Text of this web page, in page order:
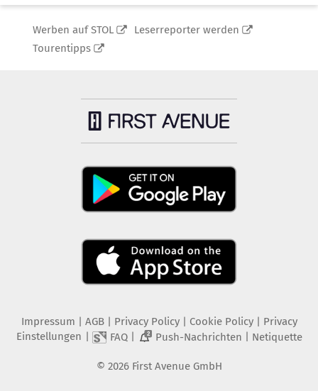
Werben auf STOL
Leserreporter werden
Tourentipps
Impressum AGB Privacy Policy| Cookie Policy| Privacy
Einstellungen
FAQ| 2 Push-Nachrichten Netiquette
© 2026 First Avenue GmbH